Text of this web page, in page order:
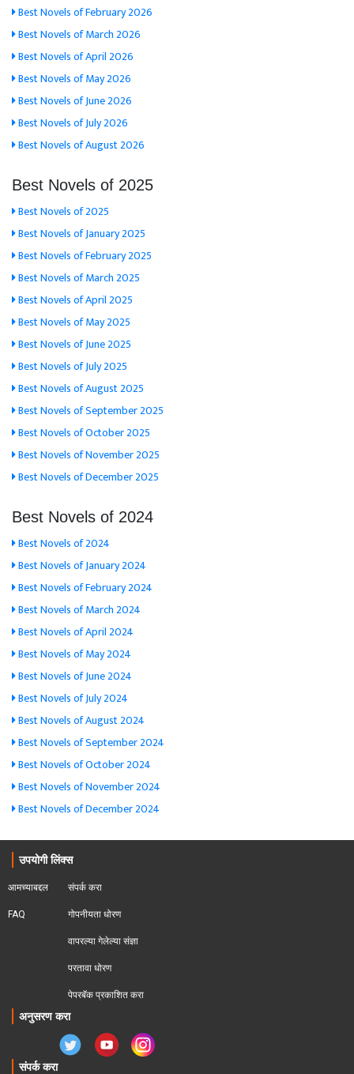
Best Novels of February 2026
Best Novels of March 2026
Best Novels of April 2026
Best Novels of May 2026
Best Novels of June 2026
Best Novels of July 2026
Best Novels of August 2026
Best Novels of 2025
Best Novels of 2025
Best Novels of January 2025
Best Novels of February 2025
Best Novels of March 2025
Best Novels of April 2025
Best Novels of May 2025
Best Novels of June 2025
Best Novels of July 2025
Best Novels of August 2025
Best Novels of September 2025
Best Novels of October 2025
Best Novels of November 2025
Best Novels of December 2025
Best Novels of 2024
Best Novels of 2024
Best Novels of January 2024
Best Novels of February 2024
Best Novels of March 2024
Best Novels of April 2024
Best Novels of May 2024
Best Novels of June 2024
Best Novels of July 2024
Best Novels of August 2024
Best Novels of September 2024
Best Novels of October 2024
Best Novels of November 2024
Best Novels of December 2024
उपयोगी लिंक्स
आमच्याबद्दल
FAQ
संपर्क करा
गोपनीयता धोरण
वापरल्या गेलेल्या संज्ञा
परतावा धोरण
पेपरबॅक प्रकाशित करा
अनुसरण करा
संपर्क करा